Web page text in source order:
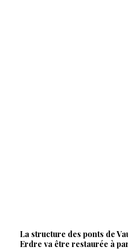
La structure des ponts de
Erdre va être restaurée à